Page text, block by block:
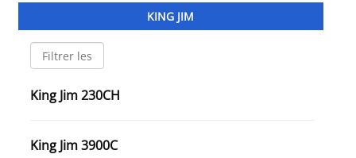
KING JIM
King Jim 230CH
King Jim 3900C